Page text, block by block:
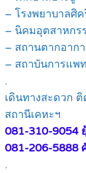
– โรงพยาบาลศิ
– นิคมอุตสาหกร
– สถานตากอาก
– สถาบันการแพ
.
เดินทางสะดวก
สถานีเคหะฯ
081-310-9054
081-206-5888
.